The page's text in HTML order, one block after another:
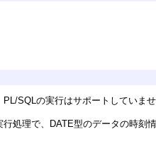
SQLの実行はサポートしていませ
処理で、DATE型のデータの時刻